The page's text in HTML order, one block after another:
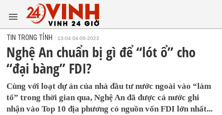
TIN TRONG TỈNH 13:04 04-06-2023
Nghệ An chuẩn bị gì để “lót ổ” cho
“đại bàng” FDI?
Cùng với loạt dự án của nhà đầu tư nước ngoài vào “làm
tổ” trong thời gian qua, Nghệ An đã được cả nước ghi
nhận vào Top 10 địa phương có nguồn vốn FDI lớn nhất...